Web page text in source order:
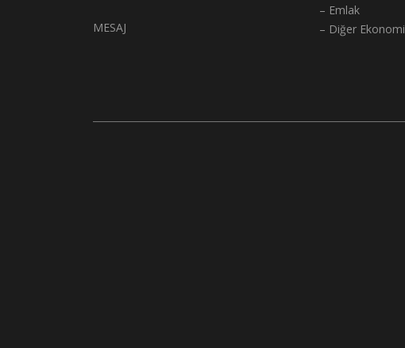
MESAJ
– Emlak
– Diğer Ekonomi